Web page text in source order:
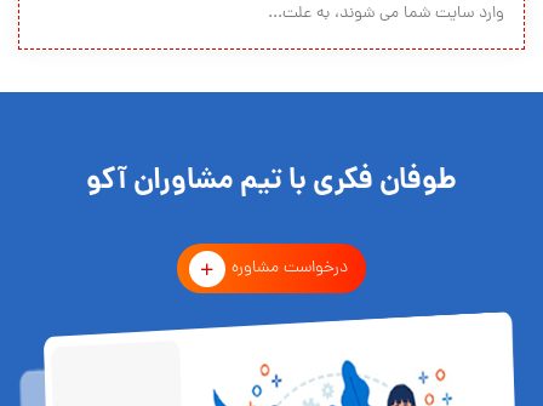
وارد سايت شما مي شوند، به علت...
طوفان فکری با تیم مشاوران آکو
درخواست مشاوره